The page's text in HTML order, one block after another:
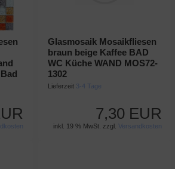
Glasmosaik Mosaikfliesen
braun beige Kaffee BAD
WC Küche WAND MOS72-
1302
Lieferzeit 3-4 Tage
7,30 EUR
inkl. 19 % MwSt. zzgl.Versandkosten